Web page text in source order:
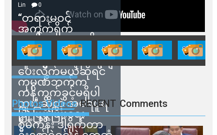
Lin
0
“တရားမဝင်
အကွက်ရိုက်
ရောင်းချမှုတွေကို
သက်ဆိုင်ရာတာဝန်ရှိ
သူတွေက ဂရန်တွေချ
ပေးလိုက်မယ်ဆိုရင်
ကုမ္ပဏီဘက်က
ကန့်ကွက်ခွင့်မရှိပါ
ဘူး” ဆိုတဲ့ အမရပူရ
မြို့ပြဖွံ့ဖြိုးရေး
စီမံကိန်း ဒါရိုက်တာ
Photos Videos RECENT Comments